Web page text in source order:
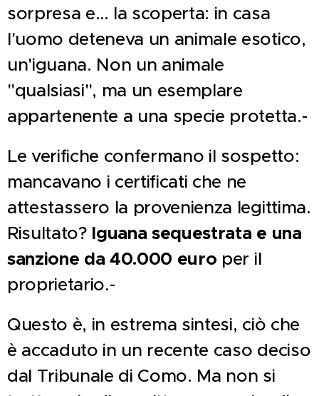
sorpresa e… la scoperta: in casa
l'uomo deteneva un animale esotico,
un'iguana. Non un animale
"qualsiasi", ma un esemplare
appartenente a una specie protetta.-
Le verifiche confermano il sospetto:
mancavano i certificati che ne
attestassero la provenienza legittima.
Risultato? Iguana sequestrata e una
sanzione da 40.000 euro per il
proprietario.-
Questo è, in estrema sintesi, ciò che
è accaduto in un recente caso deciso
dal Tribunale di Como. Ma non si